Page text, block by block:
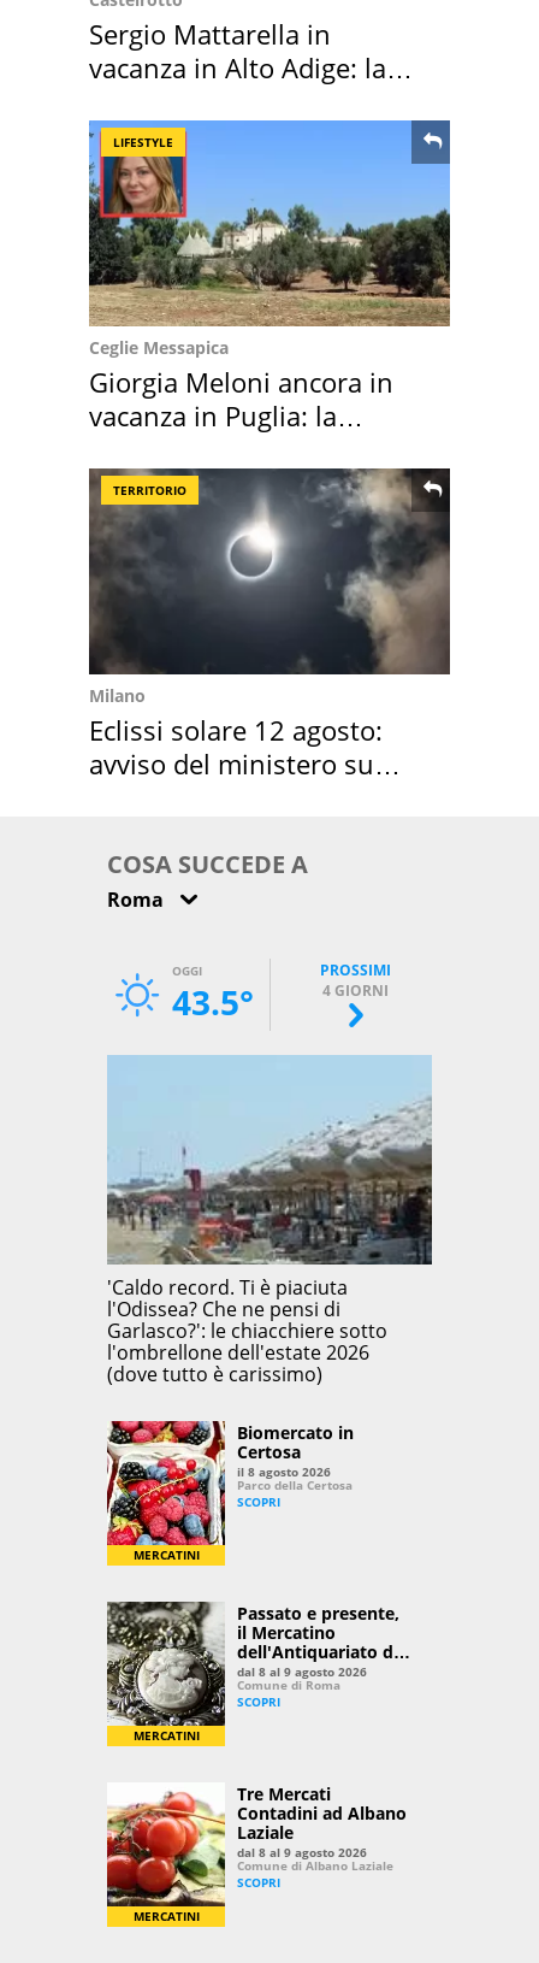
Sergio Mattarella in
vacanza in Alto Adige: la
LIFESTYLE
Ceglie Messapica
Giorgia Meloni ancora in
vacanza in Puglia: la
TERRITORIO
Milano
Eclissi solare 12 agosto:
avviso del ministero su